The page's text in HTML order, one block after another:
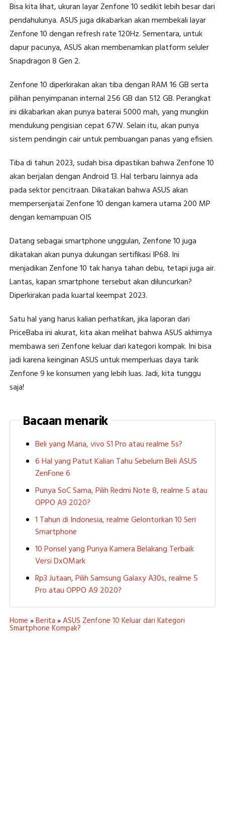
Bisa kita lihat, ukuran layar Zenfone 10 sedikit lebih besar dari
pendahulunya. ASUS juga dikabarkan akan membekali layar
Zenfone 10 dengan refresh rate 120Hz. Sementara, untuk
dapur pacunya, ASUS akan membenamkan platform seluler
Snapdragon 8 Gen 2.
Zenfone 10 diperkirakan akan tiba dengan RAM 16 GB serta
pilihan penyimpanan internal 256 GB dan 512 GB. Perangkat
ini dikabarkan akan punya baterai 5000 mah, yang mungkin
mendukung pengisian cepat 67W. Selain itu, akan punya
sistem pendingin cair untuk pembuangan panas yang efisien.
Tiba di tahun 2023, sudah bisa dipastikan bahwa Zenfone 10
akan berjalan dengan Android 13. Hal terbaru lainnya ada
pada sektor pencitraan. Dikatakan bahwa ASUS akan
mempersenjatai Zenfone 10 dengan kamera utama 200 MP
dengan kemampuan OIS
Datang sebagai smartphone unggulan, Zenfone 10 juga
dikatakan akan punya dukungan sertifikasi IP68. Ini
menjadikan Zenfone 10 tak hanya tahan debu, tetapi juga air.
Lantas, kapan smartphone tersebut akan diluncurkan?
Diperkirakan pada kuartal keempat 2023.
Satu hal yang harus kalian perhatikan, jika laporan dari
PriceBaba ini akurat, kita akan melihat bahwa ASUS akhirnya
membawa seri Zenfone keluar dari kategori kompak. Ini bisa
jadi karena keinginan ASUS untuk memperluas daya tarik
Zenfone 9 ke konsumen yang lebih luas. Jadi, kita tunggu
saja!
Bacaan menarik
Beli yang Mana, vivo S1 Pro atau realme 5s?
6 Hal yang Patut Kalian Tahu Sebelum Beli ASUS
ZenFone 6
Punya SoC Sama, Pilih Redmi Note 8, realme 5 atau
OPPO A9 2020?
1 Tahun di Indonesia, realme Gelontorkan 10 Seri
Smartphone
10 Ponsel yang Punya Kamera Belakang Terbaik
Versi DxOMark
Rp3 Jutaan, Pilih Samsung Galaxy A30s, realme 5
Pro atau OPPO A9 2020?
Home »Berita »ASUS Zenfone 10 Keluar dari Kategori
Smartphone Kompak?